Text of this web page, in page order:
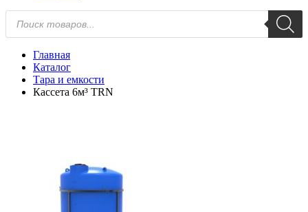
Поиск
товаров
Главная
Каталог
Тара и емкости
Кассета 6м³ TRN